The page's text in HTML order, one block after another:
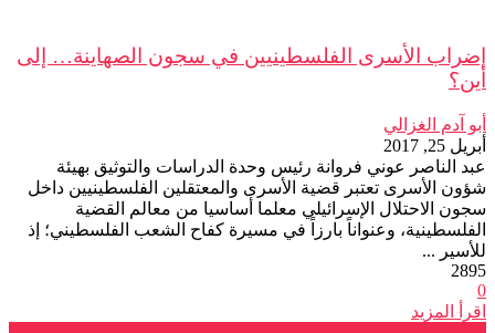
إضراب الأسرى الفلسطينيين في سجون الصهاينة… إلى
أين؟
أبو آدم الغزالي
أبريل 25, 2017
عبد الناصر عوني فروانة رئيس وحدة الدراسات والتوثيق بهيئة
شؤون الأسرى تعتبر قضية الأسرى والمعتقلين الفلسطينيين داخل
سجون الاحتلال الإسرائيلي معلما أساسيا من معالم القضية
الفلسطينية، وعنواناً بارزاً في مسيرة كفاح الشعب الفلسطيني؛ إذ
للأسير ...
2895
0
اقرأ المزيد